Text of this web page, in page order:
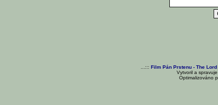
...::: Film Pán Prstenu - The
Vytvoril a
Optimalizováno